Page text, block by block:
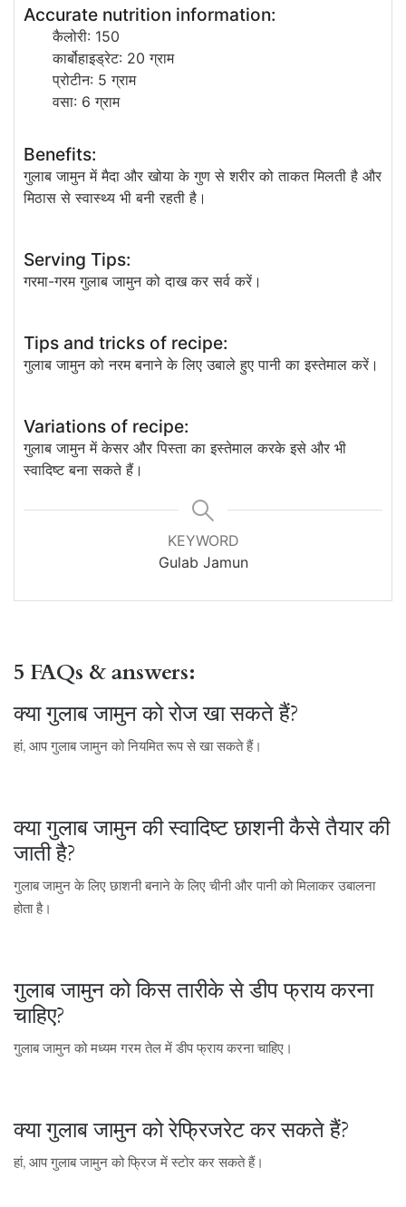
Accurate nutrition information:
कैलोरी: 150
कार्बोहाइड्रेट: 20 ग्राम
प्रोटीन: 5 ग्राम
वसा: 6 ग्राम
Benefits:
गुलाब जामुन में मैदा और खोया के गुण से शरीर को ताकत मिलती है और
मिठास से स्वास्थ्य भी बनी रहती है।
Serving Tips:
गरमा-गरम गुलाब जामुन को दाख कर सर्व करें।
Tips and tricks of recipe:
गुलाब जामुन को नरम बनाने के लिए उबाले हुए पानी का इस्तेमाल करें।
Variations of recipe:
गुलाब जामुन में केसर और पिस्ता का इस्तेमाल करके इसे और भी
स्वादिष्ट बना सकते हैं।
KEYWORD
Gulab Jamun
5 FAQs & answers:
क्या गुलाब जामुन को रोज खा सकते हैं?
हां, आप गुलाब जामुन को नियमित रूप से खा सकते हैं।
क्या गुलाब जामुन की स्वादिष्ट छाशनी कैसे तैयार की
जाती है?
गुलाब जामुन के लिए छाशनी बनाने के लिए चीनी और पानी को मिलाकर उबालना
होता है।
गुलाब जामुन को किस तारीके से डीप फ्राय करना
चाहिए?
गुलाब जामुन को मध्यम गरम तेल में डीप फ्राय करना चाहिए।
क्या गुलाब जामुन को रेफ्रिजरेट कर सकते हैं?
हां, आप गुलाब जामुन को फ्रिज में स्टोर कर सकते हैं।